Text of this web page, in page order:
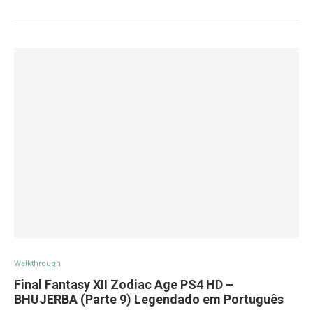
Walkthrough
Final Fantasy XII Zodiac Age PS4 HD –
BHUJERBA (Parte 9) Legendado em Português